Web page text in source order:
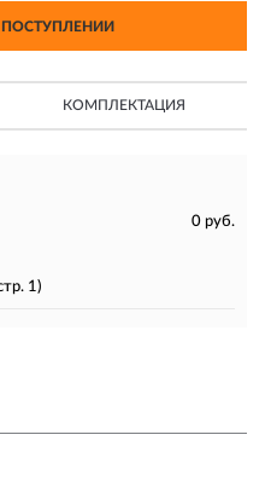
КОМПЛЕКТАЦИЯ
0 руб.
1)